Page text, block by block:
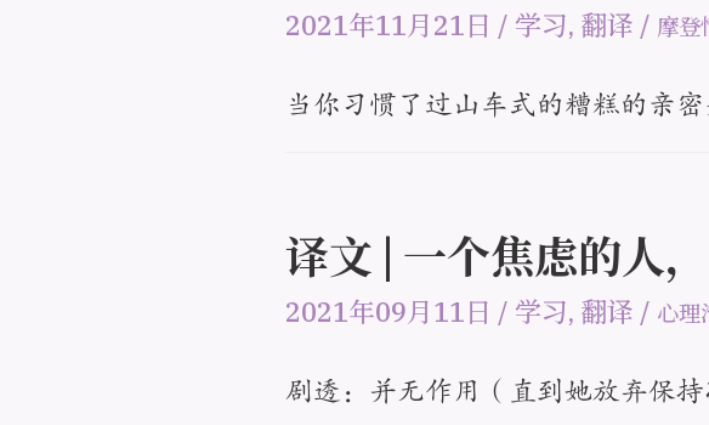
2021年11月21日 / 学习, 翻译 / 摩登
当你习惯了过山车式的糟糕的亲
译文 | 一个焦虑的人
2021年09月11日 / 学习, 翻译 / 心理
剧透：并无作用（直到她放弃保持